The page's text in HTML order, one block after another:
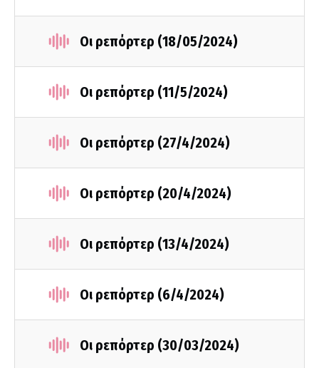
Οι ρεπόρτερ (18/05/2024)
Οι ρεπόρτερ (11/5/2024)
Οι ρεπόρτερ (27/4/2024)
Οι ρεπόρτερ (20/4/2024)
Οι ρεπόρτερ (13/4/2024)
Οι ρεπόρτερ (6/4/2024)
Οι ρεπόρτερ (30/03/2024)